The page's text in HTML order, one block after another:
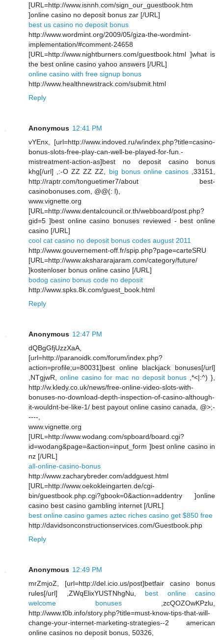
[URL=http://www.isnnh.com/sign_our_guestbook.htm
]online casino no deposit bonus zar [/URL]
best us casino no deposit bonus
http://www.wordmint.org/2009/05/giza-the-wordmint-
implementation/#comment-24658
[URL=http://www.nightburners.com/guestbook.html ]what is
the best online casino yahoo answers [/URL]
online casino with free signup bonus
http://www.healthnewstrack.com/submit.html
Reply
Anonymous 12:41 PM
vYEnx, [url=http://www.indoved.ru/w/index.php?title=casino-
bonus-slots-free-play-can-well-be-played-for-fun.-
mistreatment-action-as]best no deposit casino bonus
khg[/url] ,:-O ZZ ZZ ZZ, big bonus online casinos,33151,
http://raptr.com/tonguetimer7/about best-
casinobonuses.com, @@(: l),
www.vignette.org
[URL=http://www.dentalcouncil.or.th/webboard/post.php?
gid=5 ]best online casino bonuses reviewed - best online
casino [/URL]
cool cat casino no deposit bonus codes august 2011
http://www.gouvernement-off.fr/spip.php?page=carteSRU
[URL=http://www.akshararajaram.com/category/future/
]kostenloser bonus online casino [/URL]
bodog casino bonus code no deposit
http://www.spks.8k.com/guest_book.html
Reply
Anonymous 12:47 PM
dQBgGfjUzzXaA,
[url=http://paranoidk.com/forum/index.php?
action=profile;u=80031]best online blackjack bonuses[/url]
,NTgjwR, online casino for mac no deposit bonus ,*<|:^) },
http://w.kledy.co.uk/news/free-online-video-slots-with-
bonuses-no-download-depth-inspection-of-casino-although-
it-wouldnt-be-like-1/ best payout online casino canada, @>;-
----,
www.vignette.org
[URL=http://www.wodang.com/spboard/board.cgi?
id=wodang&page=&action=input_form ]best online casino in
nz [/URL]
all-online-casino-bonus
http://www.zacharybreder.com/addguest.html
[URL=http://www.oekokleingarten.de/cgi-
bin/guestbook.php.cgi?gbook=0&action=addentry ]online
casino best casino gambling internet [/URL]
best online casino games aztec riches casino get $850 free
http://davidsonconstructionservices.com/Guestbook.php
Reply
Anonymous 12:49 PM
mrZmjoZ, [url=http://del.icio.us/post]betfair casino bonus
rules[/url] ,ZWqElixYUSTNhgNu, best online casino
welcome bonuses ,zcQOZOwKPzlu,
http://www.t0b.info/story.php?title=must-know-tips-that-will-
change-your-internet-marketing-strategies--2 american
online casinos no deposit bonus, 50326,